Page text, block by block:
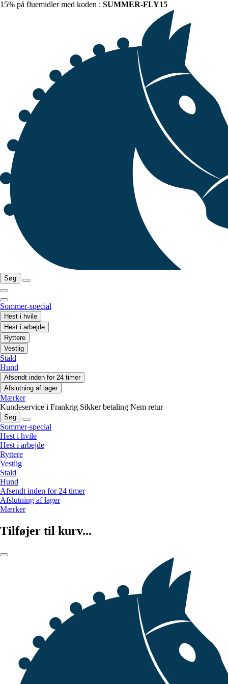
15% på fluemidler med koden : SUMMER-FLY15
Søg
Sommer-special
Hest i hvile
Hest i arbejde
Ryttere
Vestlig
Stald
Hund
Afsendt inden for 24 timer
Afslutning af lager
Mærker
Kundeservice i Frankrig Sikker betaling Nem retur
Søg
Sommer-special
Hest i hvile
Hest i arbejde
Ryttere
Vestlig
Stald
Hund
Afsendt inden for 24 timer
Afslutning af lager
Mærker
Tilføjer til kurv...